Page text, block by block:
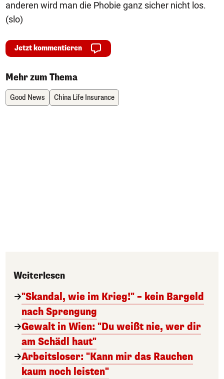
anderen wird man die Phobie ganz sicher nicht los.
(slo)
Jetzt kommentieren
Mehr zum Thema
Good News China Life Insurance
Weiterlesen
"Skandal, wie im Krieg!" – kein Bargeld
nach Sprengung
Gewalt in Wien: "Du weißt nie, wer dir
am Schädl haut"
Arbeitsloser: "Kann mir das Rauchen
kaum noch leisten"